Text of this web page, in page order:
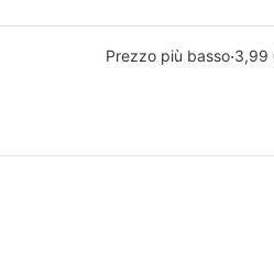
Prezzo più basso·3,99